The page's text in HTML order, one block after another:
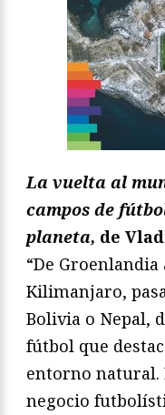
La vuelta al
campos de
planeta, de
“De
Kilimanjaro,
Bolivia o Nepal,
fútbol que
entorno natural.
negocio